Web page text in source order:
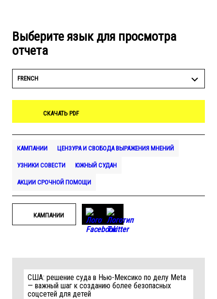
Выберите язык для просмотра
отчета
FRENCH
СКАЧАТЬ PDF
КАМПАНИИ ЦЕНЗУРА И СВОБОДА ВЫРАЖЕНИЯ МНЕНИЙ
УЗНИКИ СОВЕСТИ ЮЖНЫЙ СУДАН
АКЦИИ СРОЧНОЙ ПОМОЩИ
КАМПАНИИ
США: решение суда в Нью-Мексико по делу Meta
— важный шаг к созданию более безопасных
соцсетей для детей